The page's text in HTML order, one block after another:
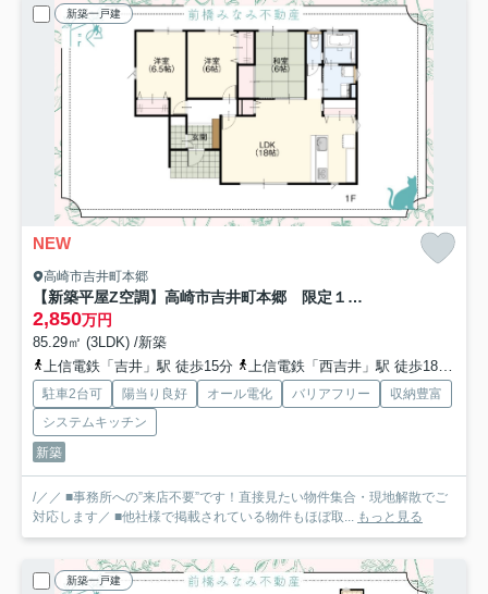
新築一戸建
NEW
高崎市吉井町本郷
【新築平屋Z空調】高崎市吉井町本郷 限定１棟 新築建売
2,850万円
85.29㎡ (3LDK) /新築
上信電鉄「吉井」駅 徒歩15分
上信電鉄「西吉井」駅 徒歩18分
駐車2台可 陽当り良好 オール電化 バリアフリー
収納豊富
システムキッチン
新築
/／／ ■事務所への”来店不要”です！直接見たい物件集合・現地解散でご
対応します／ ■他社様で掲載されている物件もほぼ取...
もっと見る
新築一戸建